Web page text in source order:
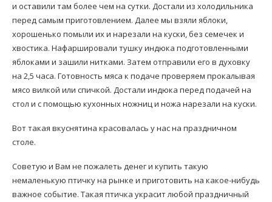
и оставили там более чем на сутки. Достали из холодильника
перед самым приготовлением. Далее мы взяли яблоки,
хорошенько помыли их и нарезали на куски, без семечек и
хвостика. Нафаршировали тушку индюка подготовленными
яблоками и зашили нитками. Затем отправили его в духовку
на 2,5 часа. Готовность мяса к подаче проверяем прокалывая
мясо вилкой или спичкой. Достали индюка перед подачей на
стол и с помощью кухонных ножниц и ножа нарезали на куски.
Вот такая вкуснятина красовалась у нас на праздничном
столе.
Советую и Вам не пожалеть денег и купить такую
немаленькую птичку на рынке и приготовить на какое-нибудь
важное событие. Такая птичка украсит любой праздничный